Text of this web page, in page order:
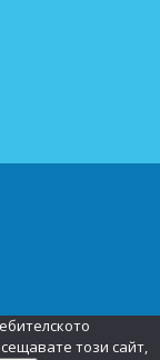
този сайт,